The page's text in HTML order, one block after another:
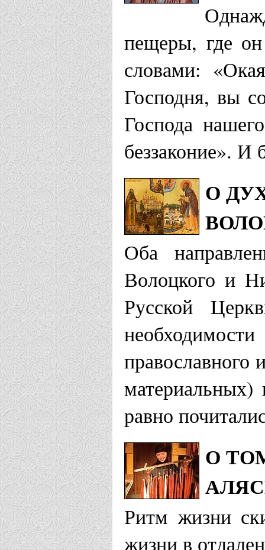
пещеры, где
словами:
Господня, вы
Господа
беззаконие». И
О
Оба
Волоцкого и
Русской
православного
равно
О
Ритм жизни
жизни в